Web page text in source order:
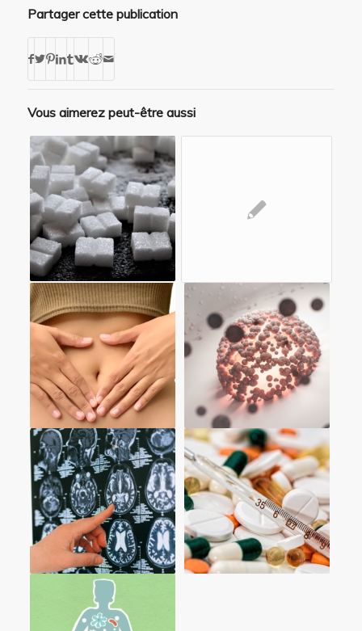
Partager cette publication
Vous aimerez peut-être aussi